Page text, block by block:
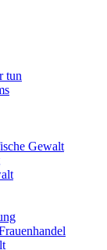
tun
Gewalt